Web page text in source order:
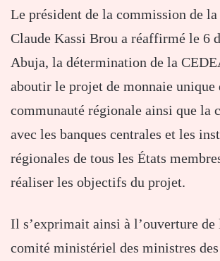
Le président de la commission de la
Claude Kassi Brou a réaffirmé le 6
Abuja, la détermination de la
aboutir le projet de monnaie unique
communauté régionale ainsi que la
avec les banques centrales et les
régionales de tous les États
réaliser les objectifs du projet.
Il s’exprimait ainsi à l’ouverture de
comité ministériel des ministres des